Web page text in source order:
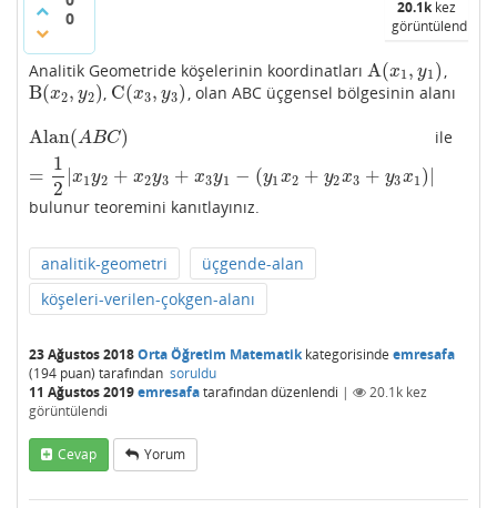
0
20.1kkez
görüntülendi
Analitik Geometride köşelerinin koordinatları A(x1, y1)
A(x1,y 1)
B(x2, y2)
B(x2,y2) , C(x3, y3)
C(x3,y3) ,olan ABC üçgensel bölgesinin alanı
Alan(ABC)
=
1
2 x1y2 + x2y3 + x3y1 − (y1x2 + y2x3 + y3x1)
Alan(ABC)=12 ile
bulunur teoremini kanıtlayınız.
analitik-geometri
üçgende-alan
köşeleri-verilen-çokgen-alanı
23 Ağustos 2018Orta Öğretim Matematikkategorisinde emresafa
(194 puan) tarafından soruldu
11 Ağustos 2019emresafatarafındandüzenlendi | 20.1k kez
görüntülendi
Cevap Yorum